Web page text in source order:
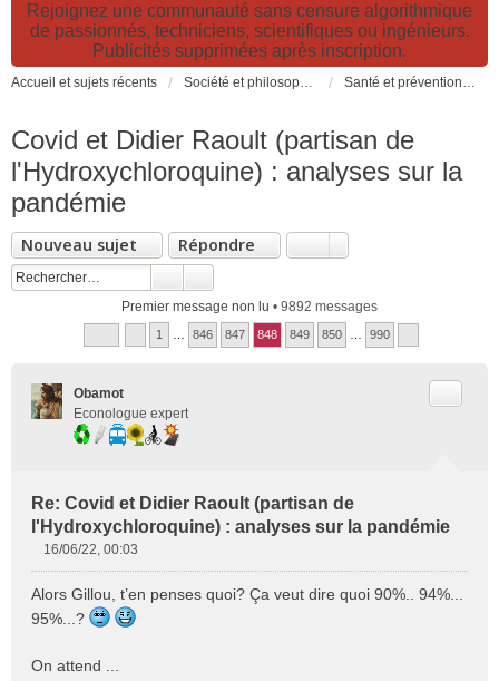
Rejoignez une communauté sans censure algorithmique
de passionnés, techniciens, scientifiques ou ingénieurs.
Publicités supprimées après inscription.
Accueil et sujets récents Société et philosophie. Sciences et technologies. Santé et prévention. Santé et prévention. Pollutions, causes et effets des risques environnementaux
Covid et Didier Raoult (partisan de
l'Hydroxychloroquine) : analyses sur la
pandémie
Nouveau sujet Répondre
Premier message non lu • 9892 messages
1 846 847 848 849 850 990
Obamot
Econologue expert
Re: Covid et Didier Raoult (partisan de
l'Hydroxychloroquine) : analyses sur la pandémie
s
s
g
16/06/22, 00:03
Alors Gillou, t’en penses quoi? Ça veut dire quoi 90%.. 94%...
95%...?
On attend ...